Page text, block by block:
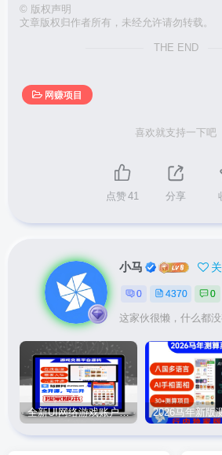
© 版权声明
文章版权归作者所有，未经允许请勿转载。
THE END
网赚项目
喜欢就支持一下吧
点赞41 分享
小马
0 4370 0
这家伙很懒，什么都
全新UI网络游戏账户交易平台系统 全开源版本